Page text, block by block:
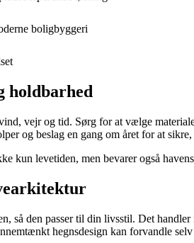
boligbyggeri
holdbarhed
vejr og tid. Sørg for at vælge
og beslag en gang om året for at
kun levetiden, men bevarer også
så den passer til din livsstil. Det
hegnsdesign kan forvandle